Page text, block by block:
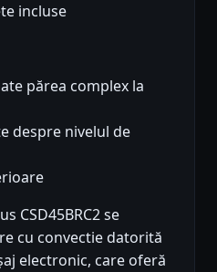
incluse
părea complex la
despre nivelul de
CSD45BRC2 se
cu convectie datorită
electronic, care oferă